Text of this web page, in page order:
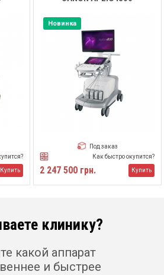
Купить
Новинка
Под заказ
Как быстро окупится?
2 247 500 грн. Купить
клинику?
какой аппарат
и быстрее